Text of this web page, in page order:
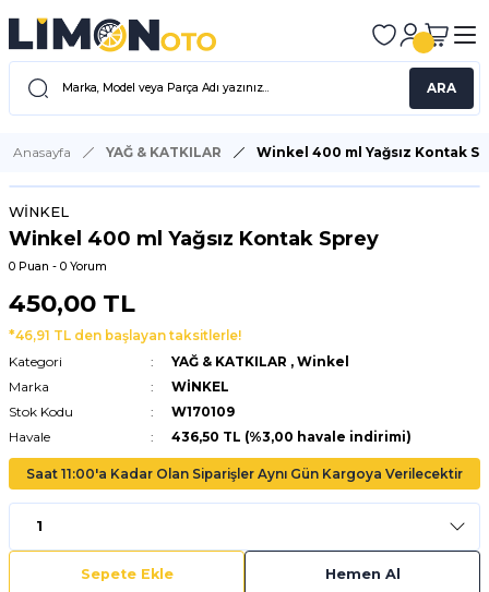
ARA
Anasayfa YAĞ & KATKILAR Winkel 400 ml Yağsız Kontak
WİNKEL
Winkel 400 ml Yağsız Kontak Sprey
0 Puan - 0 Yorum
450,00 TL
*46,91 TL den başlayan taksitlerle!
Kategori
YAĞ & KATKILAR , Winkel
Marka
WİNKEL
Stok Kodu
W170109
Havale
436,50 TL (%3,00 havale indirimi)
Saat 11:00'a Kadar Olan Siparişler Aynı Gün Kargoya Verilecektir
Sepete Ekle Hemen Al